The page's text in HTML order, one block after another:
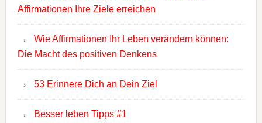
Affirmationen Ihre Ziele erreichen
Wie Affirmationen Ihr Leben verändern können:
Die Macht des positiven Denkens
53 Erinnere Dich an Dein Ziel
Besser leben Tipps #1